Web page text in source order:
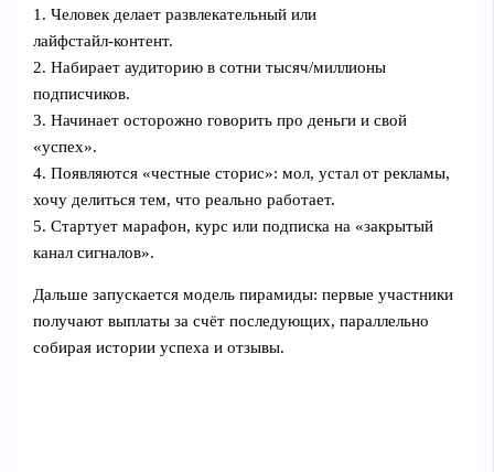
1. Человек делает развлекательный или
лайфстайл‑контент.
2. Набирает аудиторию в сотни тысяч/миллионы
подписчиков.
3. Начинает осторожно говорить про деньги и свой
«успех».
4. Появляются «честные сторис»: мол, устал от рекламы,
хочу делиться тем, что реально работает.
5. Стартует марафон, курс или подписка на «закрытый
канал сигналов».
Дальше запускается модель пирамиды: первые участники
получают выплаты за счёт последующих, параллельно
собирая истории успеха и отзывы.